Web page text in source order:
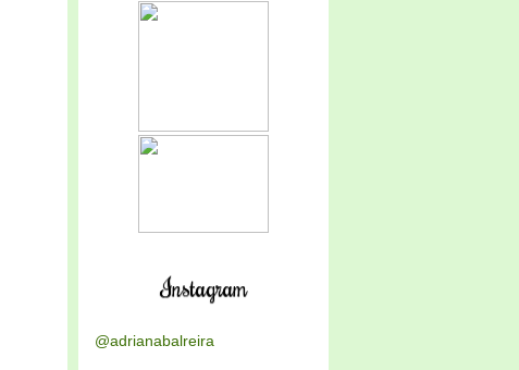
Instagram
@adrianabalreira